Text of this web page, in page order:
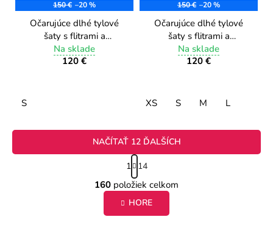
150 € –20 %
Očarujúce dlhé tylové
šaty s flitrami a
korálkami PL001/2
biele
Na sklade
120 €
S
150 € –20 %
Očarujúce dlhé tylové
šaty s flitrami a
korálkami PL001/1 old
pink
Na sklade
120 €
XS S M L
O
v
l
á
NAČÍTAŤ 12 ĎALŠÍCH
S
t
r
á
n
k
1 14
160 položiek celkom
HORE